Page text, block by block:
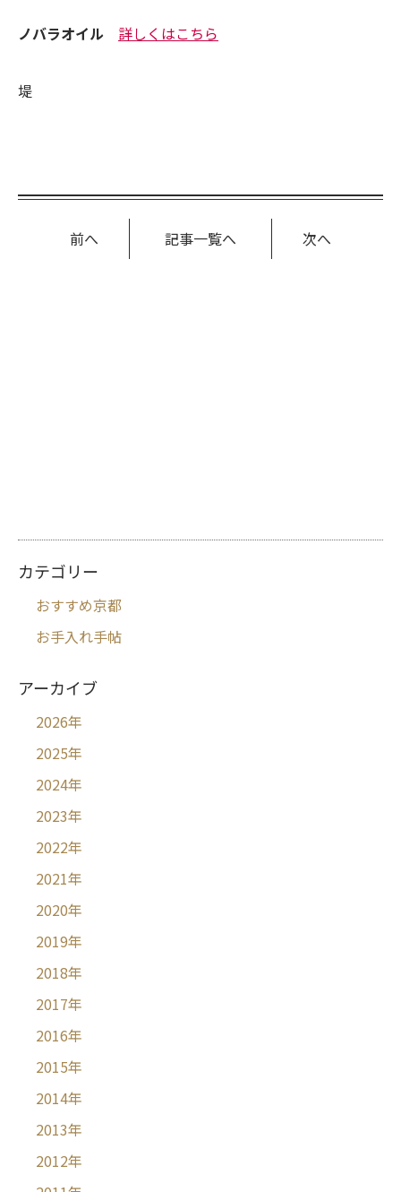
ノバラオイル 詳しくはこちら
堤
前へ 次へ
記事一覧へ
カテゴリー
おすすめ京都
お手入れ手帖
アーカイブ
2026年
2025年
2024年
2023年
2022年
2021年
2020年
2019年
2018年
2017年
2016年
2015年
2014年
2013年
2012年